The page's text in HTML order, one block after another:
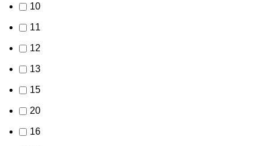
10
11
12
13
15
20
16